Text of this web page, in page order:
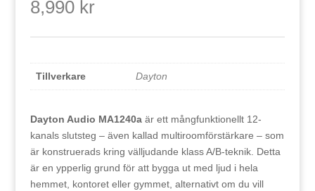
8,990 kr
Tillverkare Dayton
Dayton Audio MA1240aär ett mångfunktionellt 12-
kanals slutsteg – även kallad multiroomförstärkare – som
är konstruerads kring välljudande klass A/B-teknik. Detta
är en ypperlig grund för att bygga ut med ljud i hela
hemmet, kontoret eller gymmet, alternativt om du vill